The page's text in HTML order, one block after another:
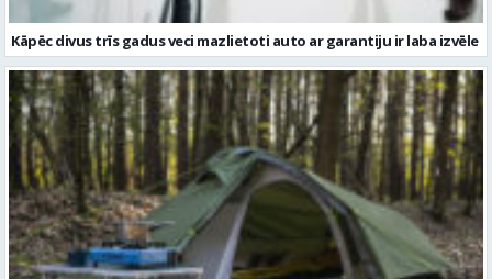
Kāpēc divus trīs gadus veci mazlietoti auto ar garantiju ir laba izvēle